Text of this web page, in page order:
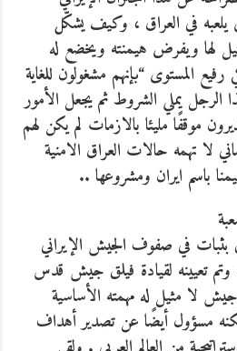
في العراق ، وكيف يشكّل
لها ويفرض هيمنته ويخضع له
المستوى “بإنهم مشغولون للغاية
الرجل يملي الشروط ثم يجعل الأمور
موقفًا مليئا بالازمات لم يكن لهم
لا تهمه حالات العراق الامنية
باسم ايران ومشروعها ..
بثبات في صفوف الجيش الإيراني
1979 وحتى 2002 ، وتم تعيينه لقيادة فيلق جيش قدس
لا مثيل له مهمته الأساسية
مسؤول أيضًا عن تصدير أهداف